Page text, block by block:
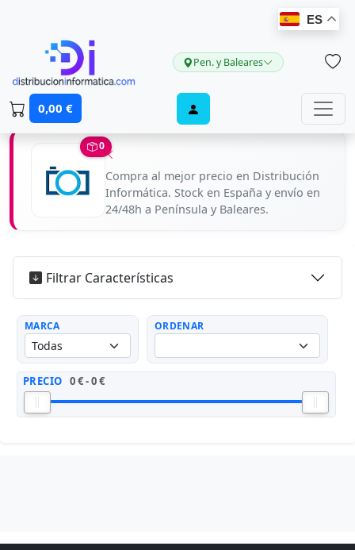
ES
Pen. y Baleares
0,00 €
0
Compra al mejor precio en Distribución
Informática. Stock en España y envío en
24/48h a Península y Baleares.
Filtrar Características
MARCA ORDENAR
PRECIO 0 € - 0 €